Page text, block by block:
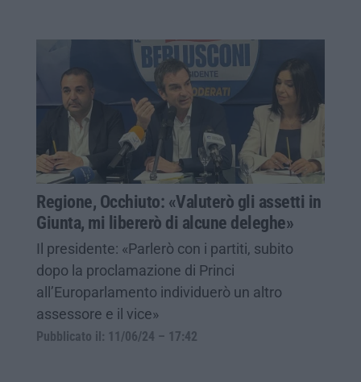
Regione, Occhiuto: «Valuterò gli assetti in
Giunta, mi libererò di alcune deleghe»
Il presidente: «Parlerò con i partiti, subito
dopo la proclamazione di Princi
all’Europarlamento individuerò un altro
assessore e il vice»
Pubblicato il: 11/06/24 – 17:42